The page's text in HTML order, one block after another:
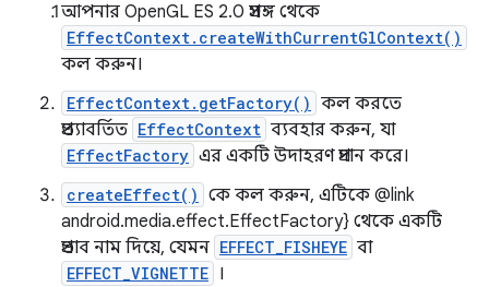
আপনার OpenGL ES 2.0 প্রসঙ্গ থেকে
EffectContext.createWithCurrentGlContext()
কল করুন।
EffectContext.getFactory() কল করতে
প্রত্যাবর্তিত EffectContext ব্যবহার করুন, যা
EffectFactory এর একটি উদাহরণ প্রদান করে।
createEffect() কে কল করুন, এটিকে @link
android.media.effect.EffectFactory} থেকে একটি
প্রভাব নাম দিয়ে, যেমন EFFECT_FISHEYE বা
EFFECT_VIGNETTE ।